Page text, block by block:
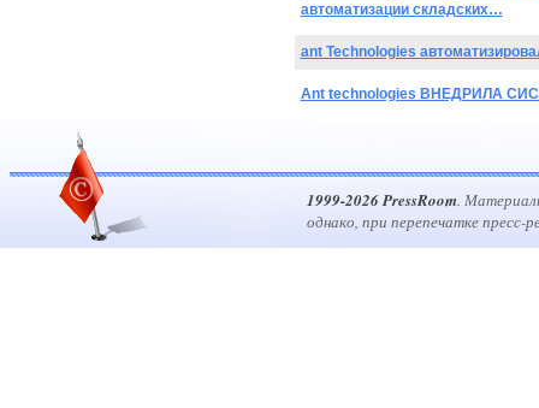
автоматизации складских…
ant Technologies
Ant technologies ВНЕДРИЛА
1999-2026 PressRoom.
однако, при перепечатке пресс-